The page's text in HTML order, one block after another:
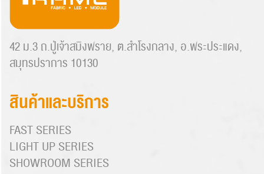
42 ม.3 ถ.ปู่เจ้าสมิงพราย, ต.สำโรงกลาง, อ.พระประแดง,
สมุทรปราการ 10130
สินค้าและบริการ
FAST SERIES
LIGHT UP SERIES
SHOWROOM SERIES